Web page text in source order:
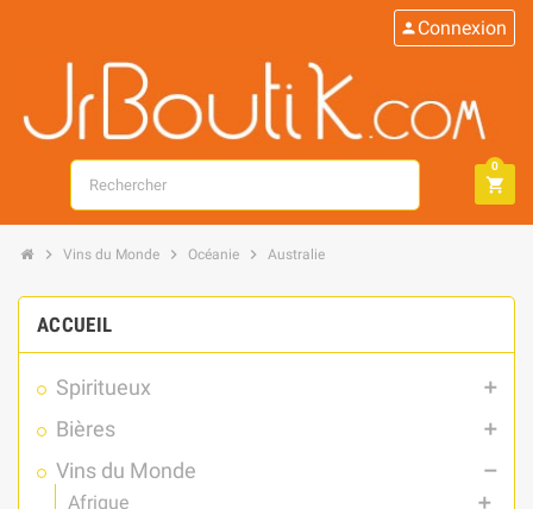
person Connexion
shopping_cart
0
chevron_right Vins du Monde chevron_right Océanie chevron_right Australie
ACCUEIL
Spiritueux add
Bières add
Vins du Monde remove
Afrique add